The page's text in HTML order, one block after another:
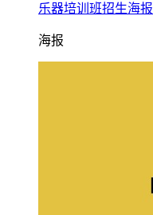
乐器培训班招生海报
海报